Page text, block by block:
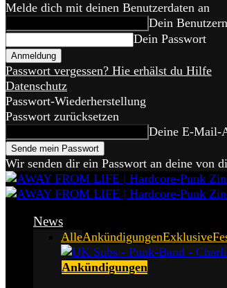
Melde dich mit deinen Benutzerdaten an
Dein
Dein Passwort
Passwort vergessen? Hie erhälst du Hilfe
Datenschutz
Passwort-Wiederherstellung
Passwort zurücksetzen
Deine E-Mail-
Wir senden dir ein Passwort an deine von
News
AlleAnkündigungenExklusive
Ankündigungen